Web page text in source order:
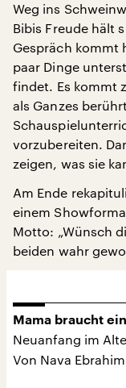
Weg ins
Bibis Freude hält
Gespräch kommt
paar Dinge
findet. Es kommt
als Ganzes
vorzubereiten.
zeigen, was sie
Am Ende
einem
Motto: „Wünsch
beiden wahr
Mama braucht
Neuanfang im
Von Nava